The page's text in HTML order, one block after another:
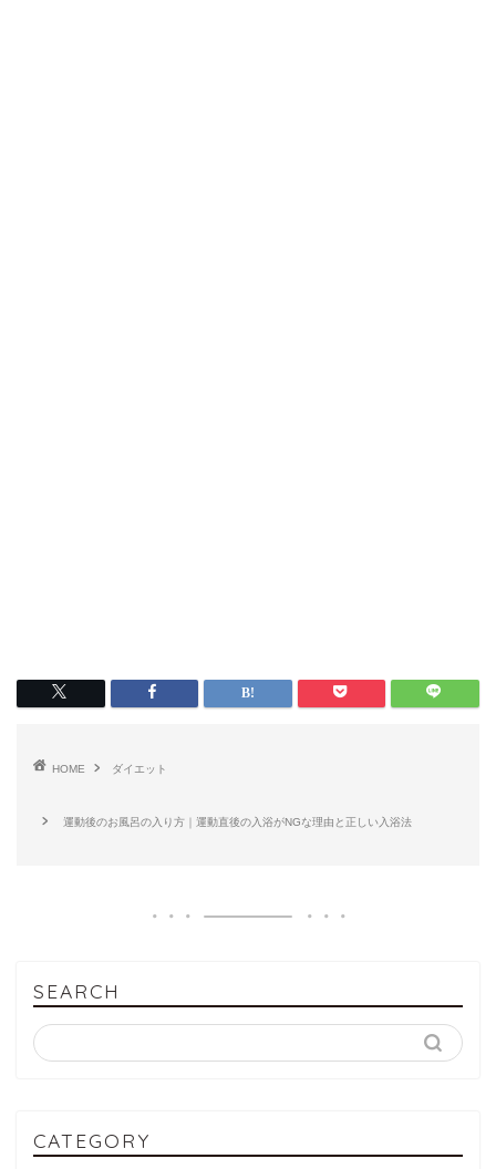
HOME ダイエット
運動後のお風呂の入り方｜運動直後の入浴がNGな理由と正しい入浴法
SEARCH
CATEGORY